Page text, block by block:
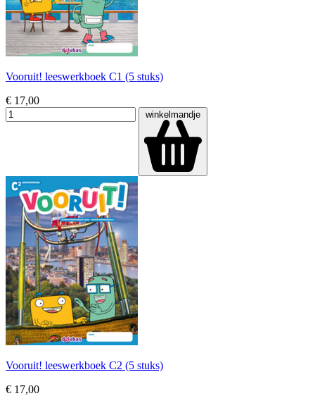
Vooruit! leeswerkboek C1 (5 stuks)
€ 17,00
winkelmandje
Vooruit! leeswerkboek C2 (5 stuks)
€ 17,00